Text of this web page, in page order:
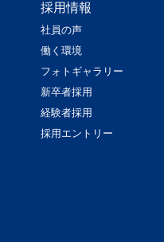
採用情報
社員の声
働く環境
フォトギャラリー
新卒者採用
経験者採用
採用エントリー